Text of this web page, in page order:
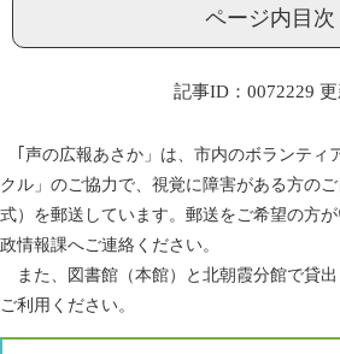
ページ内目次
記事ID：0072229
｢声の広報あさか」は、市内のボランティ
クル」のご協力で、視覚に障害がある方の
式）を郵送しています。郵送をご希望の方
政情報課へご連絡ください。
また、図書館（本館）と北朝霞分館で貸
ご利用ください。